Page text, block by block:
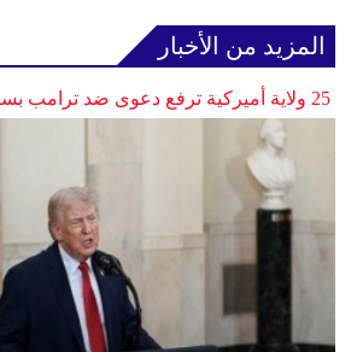
المزيد من الأخبار
25 ولاية أميركية ترفع دعوى ضد ترامب بسبب الرسوم الجمركية